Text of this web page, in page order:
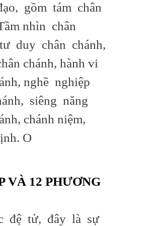
gồm tám chân
nhìn chân
duy chân chánh,
chánh, hành vi
nghề nghiệp
siêng năng
chánh niệm,
O
VÀ 12 PHƯƠNG
đệ tử, đây là sự